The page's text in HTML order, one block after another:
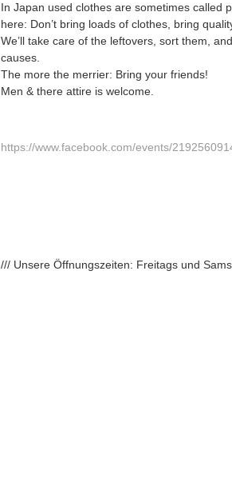
In Japan used clothes are sometimes called
here: Don’t bring loads of clothes, bring
We’ll take care of the leftovers, sort them,
causes.
The more the merrier: Bring your friends!
Men & there attire is welcome.
https://www.facebook.com/events/
/// Unsere Öffnungszeiten: Freitags und